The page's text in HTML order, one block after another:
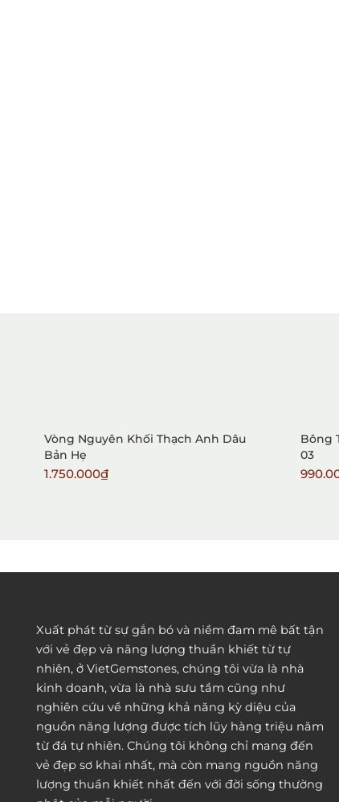
Vòng Nguyên Khối Thạch Anh Dâu
Bản Hẹ
1.750.000₫
Bông
03
Xuất phát từ sự gắn bó và niềm đam mê bất tận
với vẻ đẹp và năng lượng thuần khiết từ tự
nhiên, ở VietGemstones, chúng tôi vừa là nhà
kinh doanh, vừa là nhà sưu tầm cũng như
nghiên cứu về những khả năng kỳ diệu của
nguồn năng lượng được tích lũy hàng triệu năm
từ đá tự nhiên. Chúng tôi không chỉ mang đến
vẻ đẹp sơ khai nhất, mà còn mang nguồn năng
lượng thuần khiết nhất đến với đời sống thường